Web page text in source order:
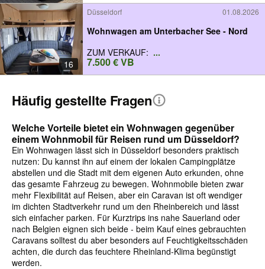
16
Düsseldorf 01.08.2026
Wohnwagen am Unterbacher See - Nord
ZUM VERKAUF: ...
7.500 € VB
Häufig gestellte Fragen
Welche Vorteile bietet ein Wohnwagen gegenüber
einem Wohnmobil für Reisen rund um Düsseldorf?
Ein Wohnwagen lässt sich in Düsseldorf besonders praktisch
nutzen: Du kannst ihn auf einem der lokalen Campingplätze
abstellen und die Stadt mit dem eigenen Auto erkunden, ohne
das gesamte Fahrzeug zu bewegen. Wohnmobile bieten zwar
mehr Flexibilität auf Reisen, aber ein Caravan ist oft wendiger
im dichten Stadtverkehr rund um den Rheinbereich und lässt
sich einfacher parken. Für Kurztrips ins nahe Sauerland oder
nach Belgien eignen sich beide - beim Kauf eines gebrauchten
Caravans solltest du aber besonders auf Feuchtigkeitsschäden
achten, die durch das feuchtere Rheinland-Klima begünstigt
werden.